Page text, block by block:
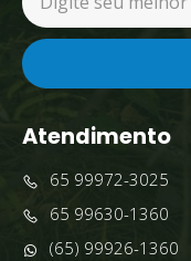
Atendimento
65 99972-3025
65 99630-1360
(65) 99926-1360